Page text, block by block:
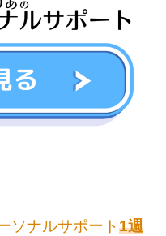
ソナルサポート1週